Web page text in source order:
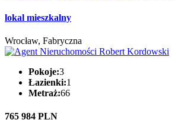
lokal mieszkalny
Wrocław, Fabryczna
Pokoje:3
Łazienki:1
Metraż:66
765 984 PLN